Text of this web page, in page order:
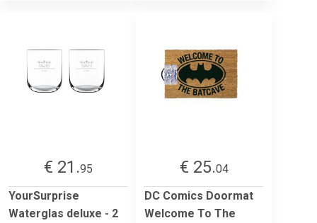
€ 21.95
YourSurprise
Waterglas deluxe - 2
€ 25.04
DC Comics Doormat
Welcome To The